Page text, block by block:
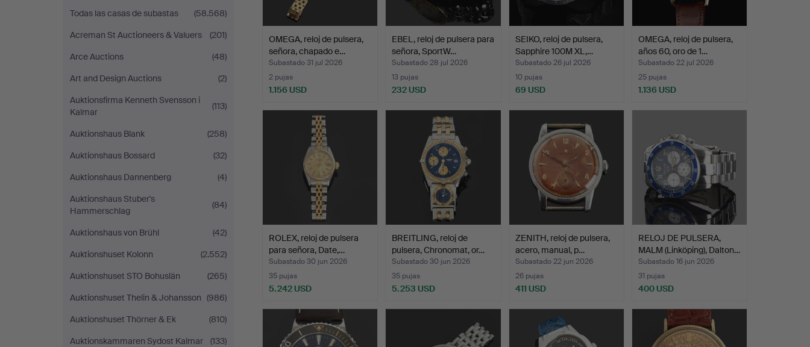
Todas las casas de subastas
(58.568)
Acreman St Auctioneers & Valuers
(201)
Arce Auctions
(48)
Art and Design Auctions
(2)
Auktionsfirma Kenneth Svensson i
Kalmar
(113)
Auktionshaus Blank
(258)
Auktionshaus Bossard
(32)
Auktionshaus Dannenberg
(4)
Auktionshaus Stuber's
Hammerschlag
(84)
Auktionshaus von Brühl
(42)
Auktionshuset Kolonn
(2.552)
Auktionshuset STO Bohuslän
(265)
Auktionshuset Thelin & Johansson (986)
Auktionshuset Thörner & Ek
(810)
Auktionskammaren Sydost Kalmar
(133)
OMEGA, reloj de pulsera,
señora, chapado e…
Subastado 31 jul 2026
2 pujas
1.156 USD
EBEL, reloj de pulsera para
señora, SportW…
Subastado 28 jul 2026
13 pujas
232 USD
SEIKO, reloj de pulsera,
Sapphire 100M XL,…
Subastado 26 jul 2026
10 pujas
69 USD
OMEGA, reloj de pulsera,
años 60, oro de 1…
Subastado 22 jul 2026
25 pujas
1.136 USD
ROLEX, reloj de pulsera
para señora, Date,…
Subastado 30 jun 2026
35 pujas
5.242 USD
BREITLING, reloj de
pulsera, Chronomat, or…
Subastado 30 jun 2026
35 pujas
5.253 USD
ZENITH, reloj de pulsera,
acero, manual, p…
Subastado 22 jun 2026
26 pujas
411 USD
RELOJ DE PULSERA,
MALM (Linköping), Dalton…
Subastado 16 jun 2026
31 pujas
400 USD